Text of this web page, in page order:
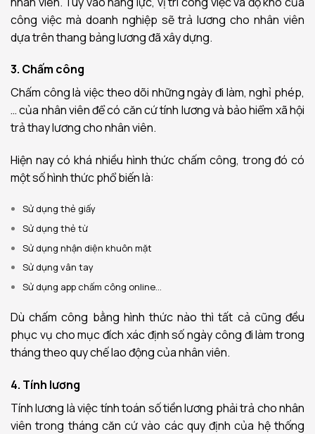
công việc mà doanh nghiệp sẽ trả lương cho nhân viên
dựa trên thang bảng lương đã xây dựng.
3. Chấm công
Chấm công là việc theo dõi những ngày đi làm, nghỉ phép,
… của nhân viên để có căn cứ tính lương và bảo hiểm xã hội
trả thay lương cho nhân viên.
Hiện nay có khá nhiều hình thức chấm công, trong đó có
một số hình thức phổ biến là:
Sử dụng thẻ giấy
Sử dụng thẻ từ
Sử dụng nhận diện khuôn mặt
Sử dụng vân tay
Sử dụng app chấm công online…
Dù chấm công bằng hình thức nào thì tất cả cũng đều
phục vụ cho mục đích xác định số ngày công đi làm trong
tháng theo quy chế lao động của nhân viên.
4. Tính lương
Tính lương là việc tính toán số tiền lương phải trả cho nhân
viên trong tháng căn cứ vào các quy định của hệ thống